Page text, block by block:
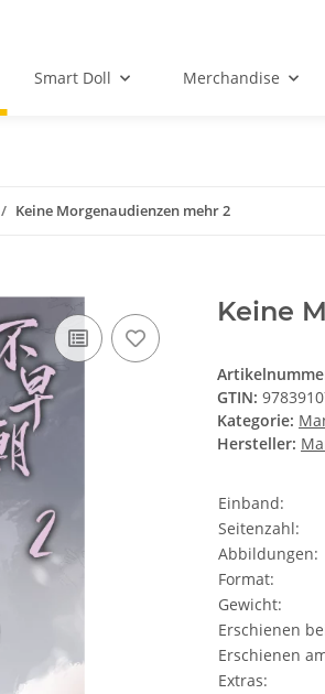
Smart Doll Merchandise
Keine Morgenaudienzen mehr 2
Keine
GTIN:
Kategorie:
Hersteller:
Einband:
Seitenzahl:
Abbildungen:
Format:
Gewicht:
Erschienen
Erschienen
Extras: